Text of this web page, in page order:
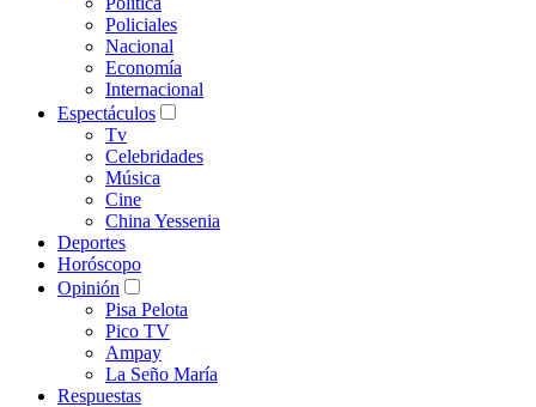
Policiales
Nacional
Economía
Internacional
Espectáculos
Tv
Celebridades
Música
Cine
China Yessenia
Deportes
Horóscopo
Opinión
Pisa Pelota
Pico TV
Ampay
La Seño María
Respuestas